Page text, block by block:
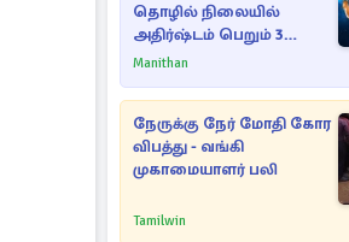
தொழில் நிலையில்
அதிர்ஷ்டம் பெறும் 3
ராசிகள்!
Manithan
நேருக்கு நேர் மோதி கோர
விபத்து - வங்கி
முகாமையாளர் பலி
Tamilwin